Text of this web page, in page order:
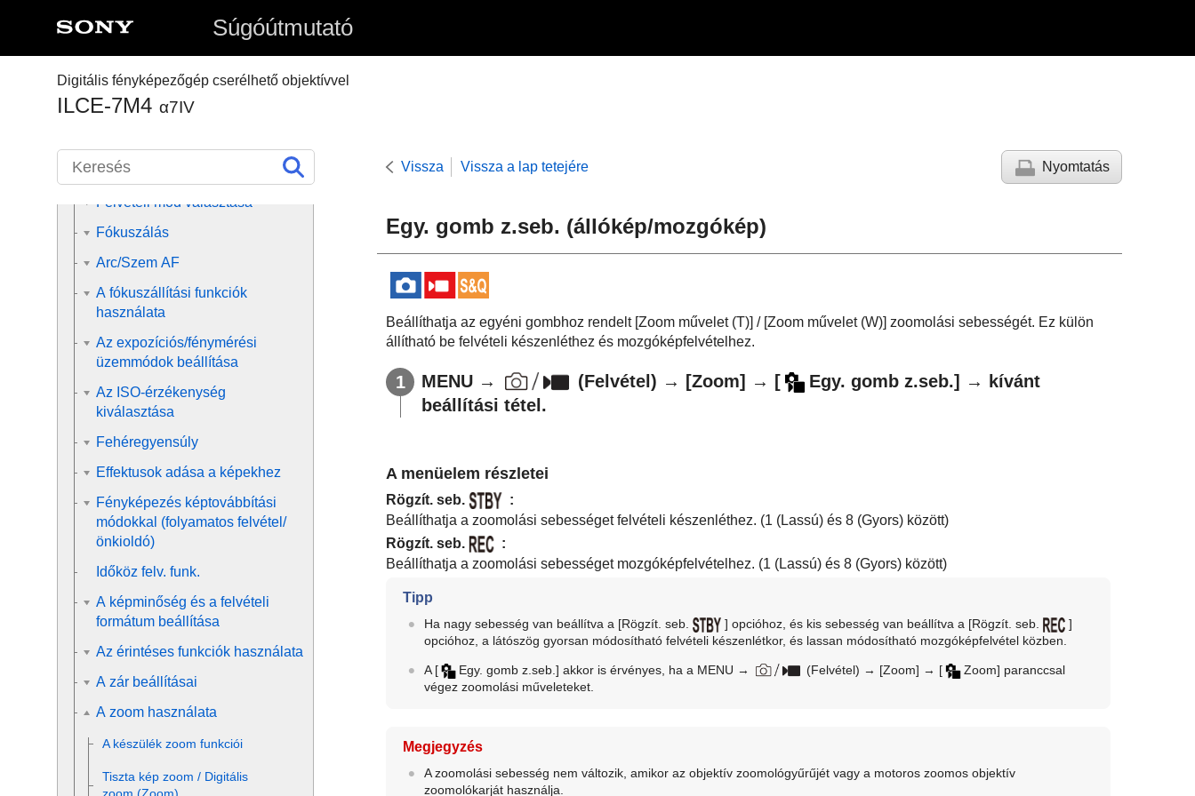
Súgóútmutató
Digitális fényképezőgép cserélhető objektívvel
ILCE-7M4 α7IV
Vissza Vissza a lap tetejére Nyomtatás
Egy. gomb z.seb. (állókép/mozgókép)
Beállíthatja az egyéni gombhoz rendelt [Zoom művelet (T)] / [Zoom művelet (W)] zoomolási sebességét. Ez külön
állítható be felvételi készenléthez és mozgóképfelvételhez.
MENU → (Felvétel) → [Zoom] → [ Egy. gomb z.seb.]
→ kívánt
beállítási tétel.
A menüelem részletei
Rögzít. seb.
:
Beállíthatja a zoomolási sebességet felvételi készenléthez. (1 (Lassú) és 8 (Gyors) között)
Rögzít. seb.
:
Beállíthatja a zoomolási sebességet mozgóképfelvételhez. (1 (Lassú) és 8 (Gyors) között)
Tipp
Ha nagy sebesség van beállítva a [Rögzít. seb. ] opcióhoz, és kis sebesség van beállítva a [Rögzít. seb.
]
opcióhoz, a látószög gyorsan módosítható felvételi készenlétkor, és lassan módosítható mozgóképfelvétel közben.
A [ Egy. gomb z.seb.] akkor is érvényes, ha a MENU → (Felvétel) → [Zoom] → [ Zoom] paranccsal
végez zoomolási műveleteket.
Megjegyzés
A zoomolási sebesség nem változik, amikor az objektív zoomológyűrűjét vagy a motoros zoomos objektív
zoomolókarját használja.
Funkciók keresése a MENU-
ben
A fényképezési funkciók
A fejezet tartalma
Felvételi mód választása
Fókuszálás
Arc/Szem AF
A fókuszállítási funkciók
használata
Az expozíciós/fénymérési
üzemmódok beállítása
Az ISO-érzékenység
kiválasztása
Fehéregyensúly
Effektusok adása a képekhez
Fényképezés képtovábbítási
módokkal (folyamatos felvétel/
önkioldó)
Időköz felv. funk.
A képminőség és a felvételi
formátum beállítása
Az érintéses funkciók használata
A zár beállításai
A zoom használata
A készülék zoom funkciói
Tiszta kép zoom / Digitális